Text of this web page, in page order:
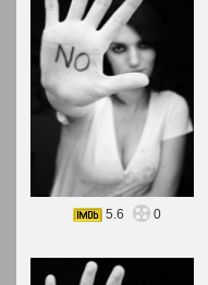
5.6 0